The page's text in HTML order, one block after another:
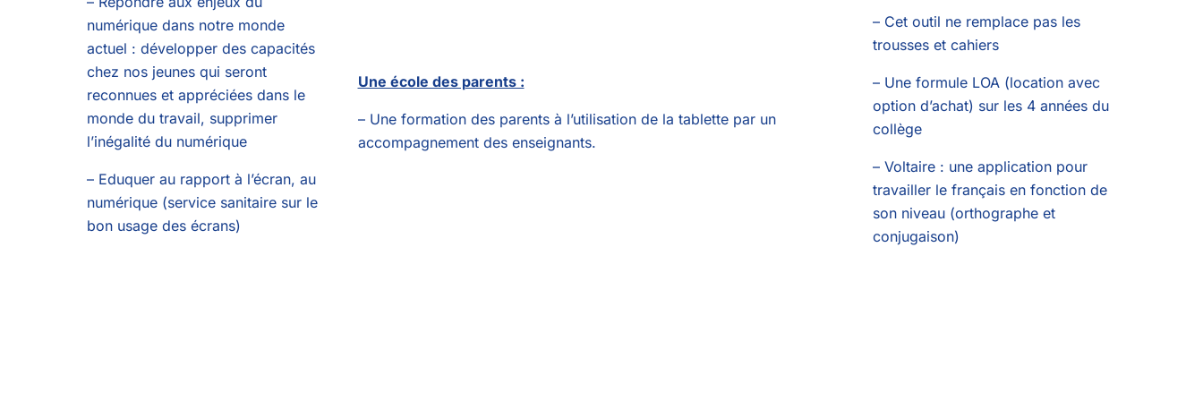
numérique dans notre monde
actuel : développer des capacités
chez nos jeunes qui seront
reconnues et appréciées dans le
monde du travail, supprimer
l’inégalité du numérique
– Eduquer au rapport à l’écran, au
numérique (service sanitaire sur le
bon usage des écrans)
Une école des parents :
– Une formation des parents à l’utilisation de la tablette par un
accompagnement des enseignants.
– Cet outil ne remplace pas les
trousses et cahiers
– Une formule LOA (location avec
option d’achat) sur les 4 années du
collège
– Voltaire : une application pour
travailler le français en fonction de
son niveau (orthographe et
conjugaison)